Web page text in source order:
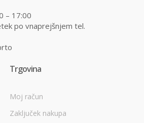
– 17:00
po vnaprejšnjem tel.
Trgovina
Moj račun
Zaključek nakupa